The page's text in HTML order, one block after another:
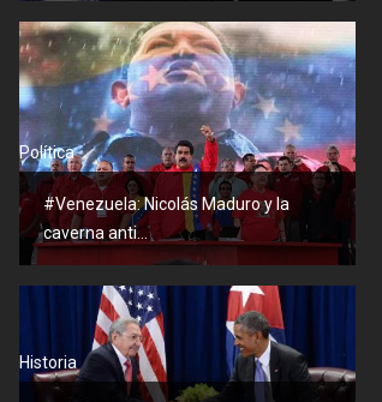
Política
#Venezuela: Nicolás Maduro y la
caverna anti...
Historia